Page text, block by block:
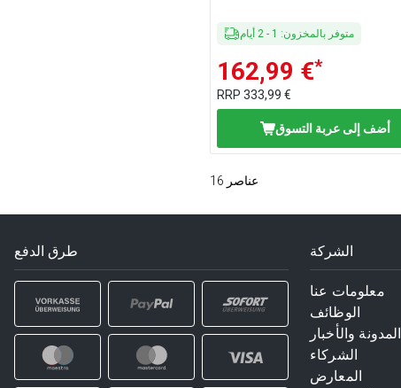
متوفر بالمخزون:
1
-
2 أيام
162,99 €*
RRP 333,99 €
أضف إلى عربة التسوق
16 عناصر
طرق الدفع الشركة
معلومات عنا
الوظائف
المدونة والأخبار
الشركاء
المعارض